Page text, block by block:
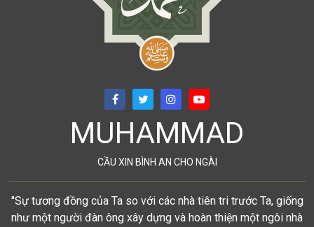
MUHAMMAD
CẦU XIN BÌNH AN CHO NGÀI
"Sự tương đồng của Ta so với các nhà tiên tri trước Ta, giống
như một người đàn ông xây dựng và hoàn thiện một ngôi nhà